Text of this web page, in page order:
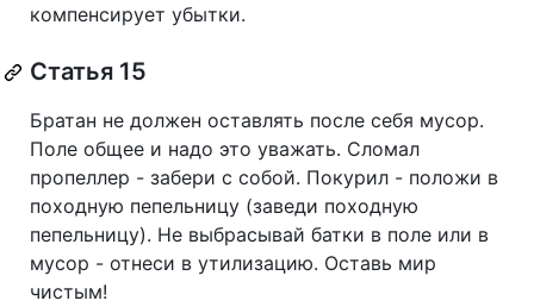
компенсирует убытки.
Статья 15
Братан не должен оставлять после себя мусор.
Поле общее и надо это уважать. Сломал
пропеллер - забери с собой. Покурил - положи в
походную пепельницу (заведи походную
пепельницу). Не выбрасывай батки в поле или в
мусор - отнеси в утилизацию. Оставь мир
чистым!